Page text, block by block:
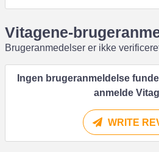
Vitagene-
Brugeranmedelser er ikke
Ingen brugeranmeldelse
anmelde
WRITE